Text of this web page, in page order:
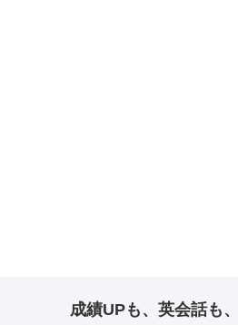
成績UPも、英会話も